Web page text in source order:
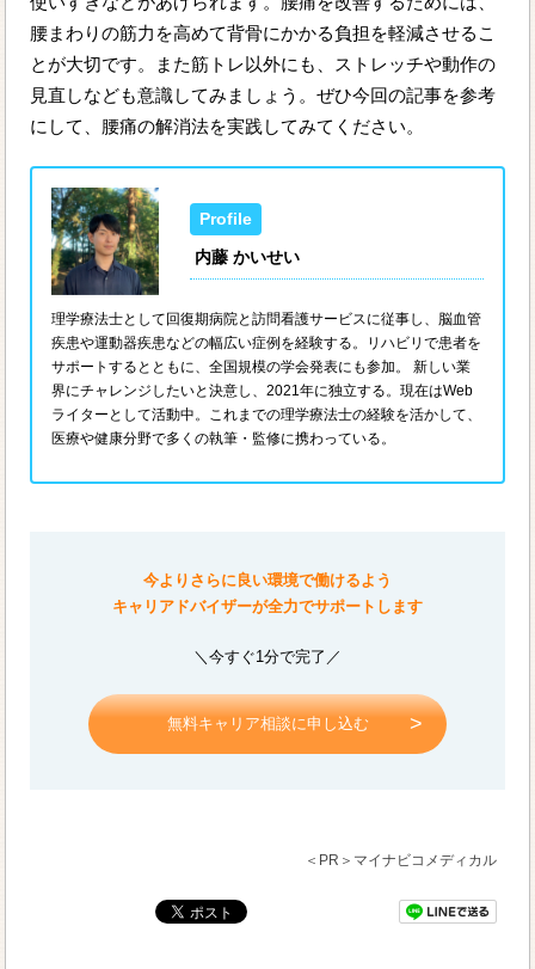
腰まわりの筋力を高めて背骨にかかる負担を軽減させるこ
とが大切です。また筋トレ以外にも、ストレッチや動作の
見直しなども意識してみましょう。ぜひ今回の記事を参考
にして、腰痛の解消法を実践してみてください。
内藤 かいせい
理学療法士として回復期病院と訪問看護サービスに従事し、脳血管
疾患や運動器疾患などの幅広い症例を経験する。リハビリで患者を
サポートするとともに、全国規模の学会発表にも参加。 新しい業
界にチャレンジしたいと決意し、2021年に独立する。現在はWeb
ライターとして活動中。これまでの理学療法士の経験を活かして、
医療や健康分野で多くの執筆・監修に携わっている。
今よりさらに良い環境で働けるよう
キャリアドバイザーが全力でサポートします
＼今すぐ1分で完了／
無料キャリア相談に申し込む
＜PR＞マイナビコメディカル